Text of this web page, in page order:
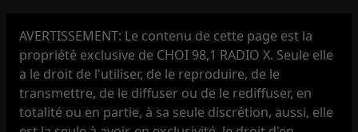
AVERTISSEMENT: Le contenu de cette page est la
propriété exclusive de CHOI 98,1 RADIO X. Seule elle
a le droit de l'utiliser, de le reproduire, de le
transmettre, de le diffuser ou de le rediffuser, en
totalité ou en partie, à sa seule discrétion, aussi, elle